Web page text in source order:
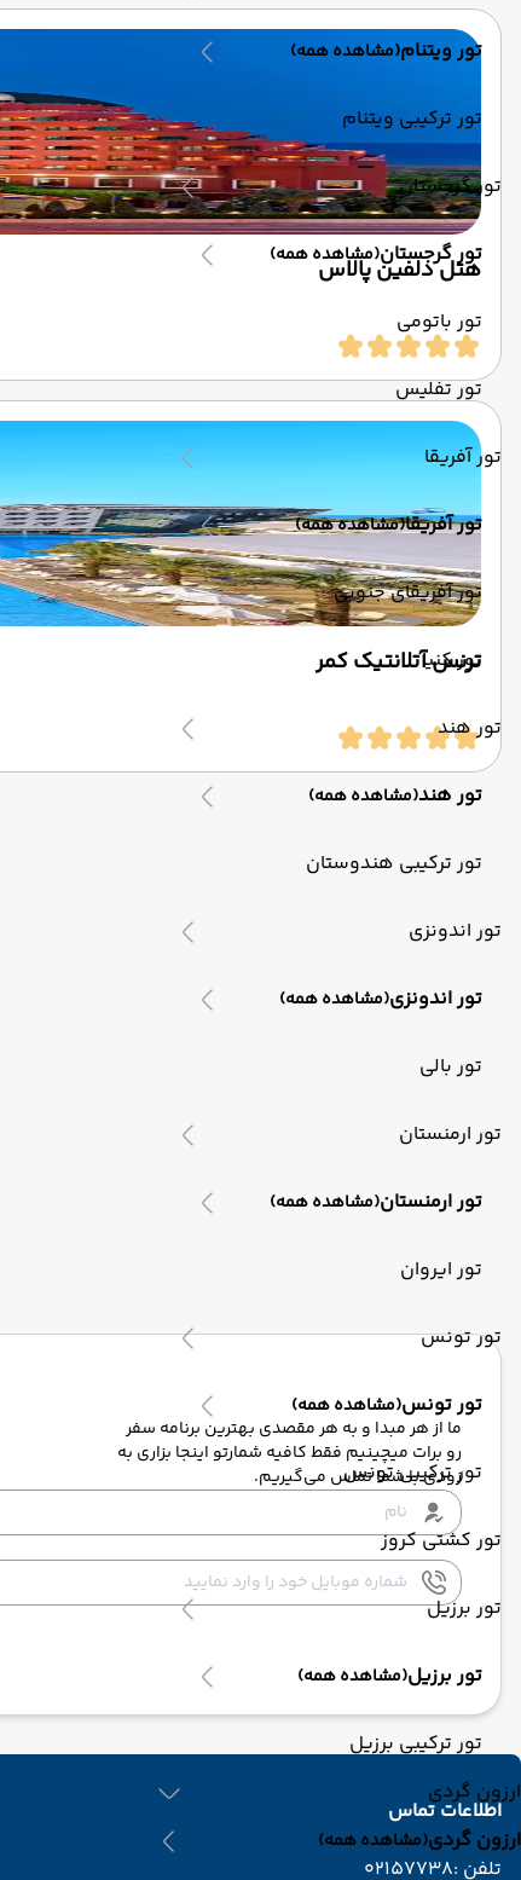
تور ویتنام(مشاهده همه)
تور ترکیبی ویتنام
تور گرجستان
تور گرجستان(مشاهده همه)
تور باتومی
تور تفلیس
تور آفریقا
تور آفریقا(مشاهده همه)
تور آفریقای جنوبی
تور کنیا
تور هند
تور هند(مشاهده همه)
تور ترکیبی هندوستان
تور اندونزی
تور اندونزی(مشاهده همه)
تور بالی
تور ارمنستان
تور ارمنستان(مشاهده همه)
تور ایروان
تور تونس
تور تونس(مشاهده همه)
تور ترکیبی تونس
تور کشتی کروز
تور برزیل
تور برزیل(مشاهده همه)
تور ترکیبی برزیل
ارزون گردی
ارزون گردی(مشاهده همه)
هتل دلفین پالاس
ترنس آتلانتیک کمر
ما از هر مبدا و به هر مقصدی بهترین برنامه سفر
رو برات میچینیم فقط کافیه شمارتو اینجا بزاری به
زودی با شما تماس می‌گیریم.
اطلاعات تماس
تلفن :02157738